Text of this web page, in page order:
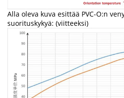
Alla oleva kuva esittää PVC-O:n
suorituskykyä: (viitteeksi)